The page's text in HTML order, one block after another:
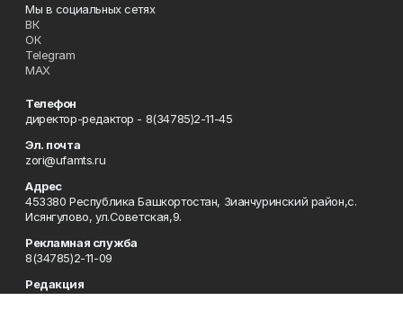
Мы в социальных сетях
ВК
ОК
Telegram
MAX
Телефон
директор-редактор - 8(34785)2-11-45
Эл. почта
zori@ufamts.ru
Адрес
453380 Республика Башкортостан, Зианчуринский район,с.
Исянгулово, ул.Советская,9.
Рекламная служба
8(34785)2-11-09
Редакция